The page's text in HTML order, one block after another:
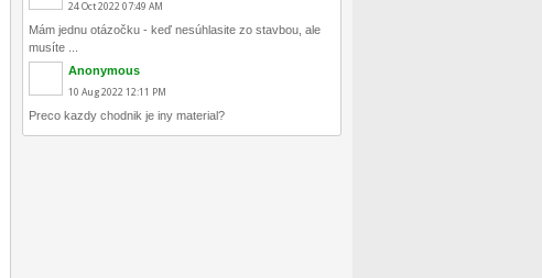
24 Oct 2022 07:49 AM
Mám jednu otázočku - keď nesúhlasite zo stavbou, ale
musíte ...
Anonymous
10 Aug 2022 12:11 PM
Preco kazdy chodnik je iny material?